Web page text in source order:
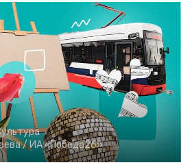
/ ИА «Победа26»